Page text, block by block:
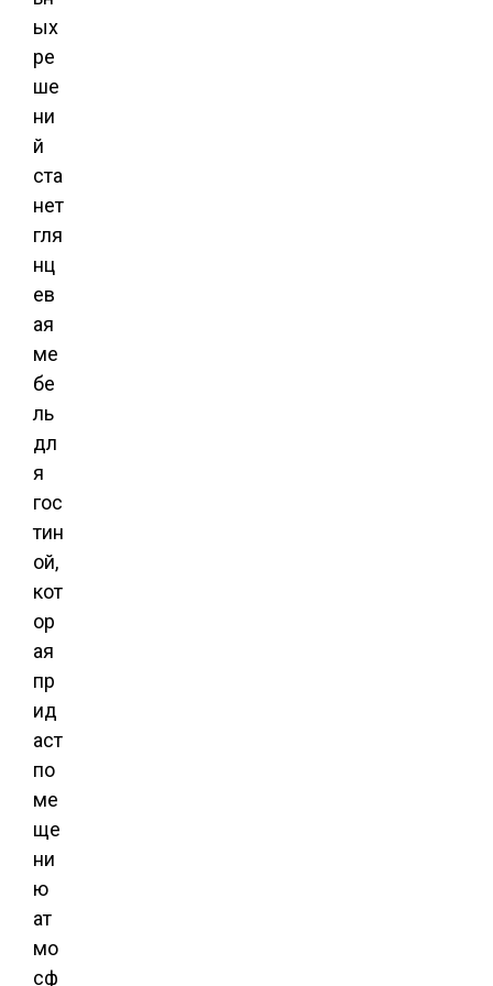
ых
ре
ше
ни
й
ста
нет
гля
нц
ев
ая
ме
бе
ль
дл
я
гос
тин
ой,
кот
ор
ая
пр
ид
аст
по
ме
ще
ни
ю
ат
мо
сф